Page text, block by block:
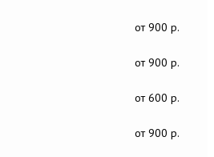
от 900 р.
от 900 р.
от 600 р.
от 900 р.